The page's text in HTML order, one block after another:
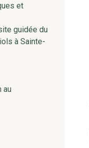
et
guidée du
à Sainte-
au